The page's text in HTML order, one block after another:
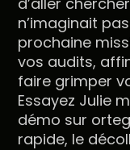
n’imaginait
prochaine
vos audits,
faire grimper
Essayez Julie
démo sur
rapide, le